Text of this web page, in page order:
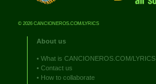
© 2026 CANCIONEROS.COM/LYRICS
About us
• What is CANCIONEROS.COM/LYRICS
• Contact us
• How to collaborate